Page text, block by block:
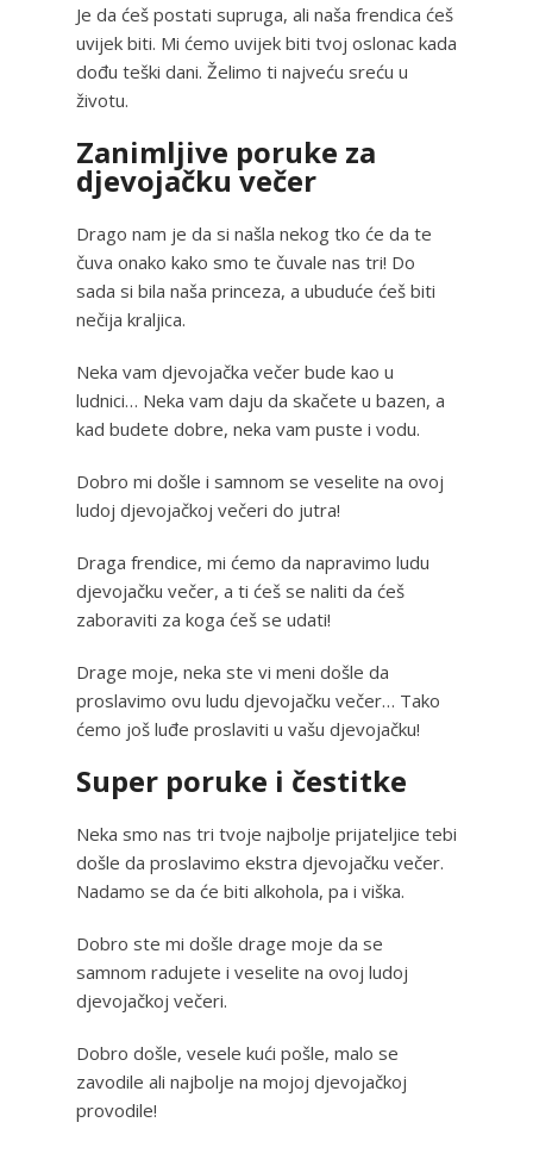
Je da ćeš postati supruga, ali naša frendica ćeš
uvijek biti. Mi ćemo uvijek biti tvoj oslonac kada
dođu teški dani. Želimo ti najveću sreću u
životu.
Zanimljive poruke za
djevojačku večer
Drago nam je da si našla nekog tko će da te
čuva onako kako smo te čuvale nas tri! Do
sada si bila naša princeza, a ubuduće ćeš biti
nečija kraljica.
Neka vam djevojačka večer bude kao u
ludnici… Neka vam daju da skačete u bazen, a
kad budete dobre, neka vam puste i vodu.
Dobro mi došle i samnom se veselite na ovoj
ludoj djevojačkoj večeri do jutra!
Draga frendice, mi ćemo da napravimo ludu
djevojačku večer, a ti ćeš se naliti da ćeš
zaboraviti za koga ćeš se udati!
Drage moje, neka ste vi meni došle da
proslavimo ovu ludu djevojačku večer… Tako
ćemo još luđe proslaviti u vašu djevojačku!
Super poruke i čestitke
Neka smo nas tri tvoje najbolje prijateljice tebi
došle da proslavimo ekstra djevojačku večer.
Nadamo se da će biti alkohola, pa i viška.
Dobro ste mi došle drage moje da se
samnom radujete i veselite na ovoj ludoj
djevojačkoj večeri.
Dobro došle, vesele kući pošle, malo se
zavodile ali najbolje na mojoj djevojačkoj
provodile!